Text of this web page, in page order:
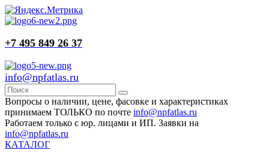
+7 495 849 26 37
info@npfatlas.ru
Вопросы о наличии, цене, фасовке и характеристиках
принимаем ТОЛЬКО по почте info@npfatlas.ru
Работаем только с юр. лицами и ИП. Заявки на
info@npfatlas.ru
КАТАЛОГ